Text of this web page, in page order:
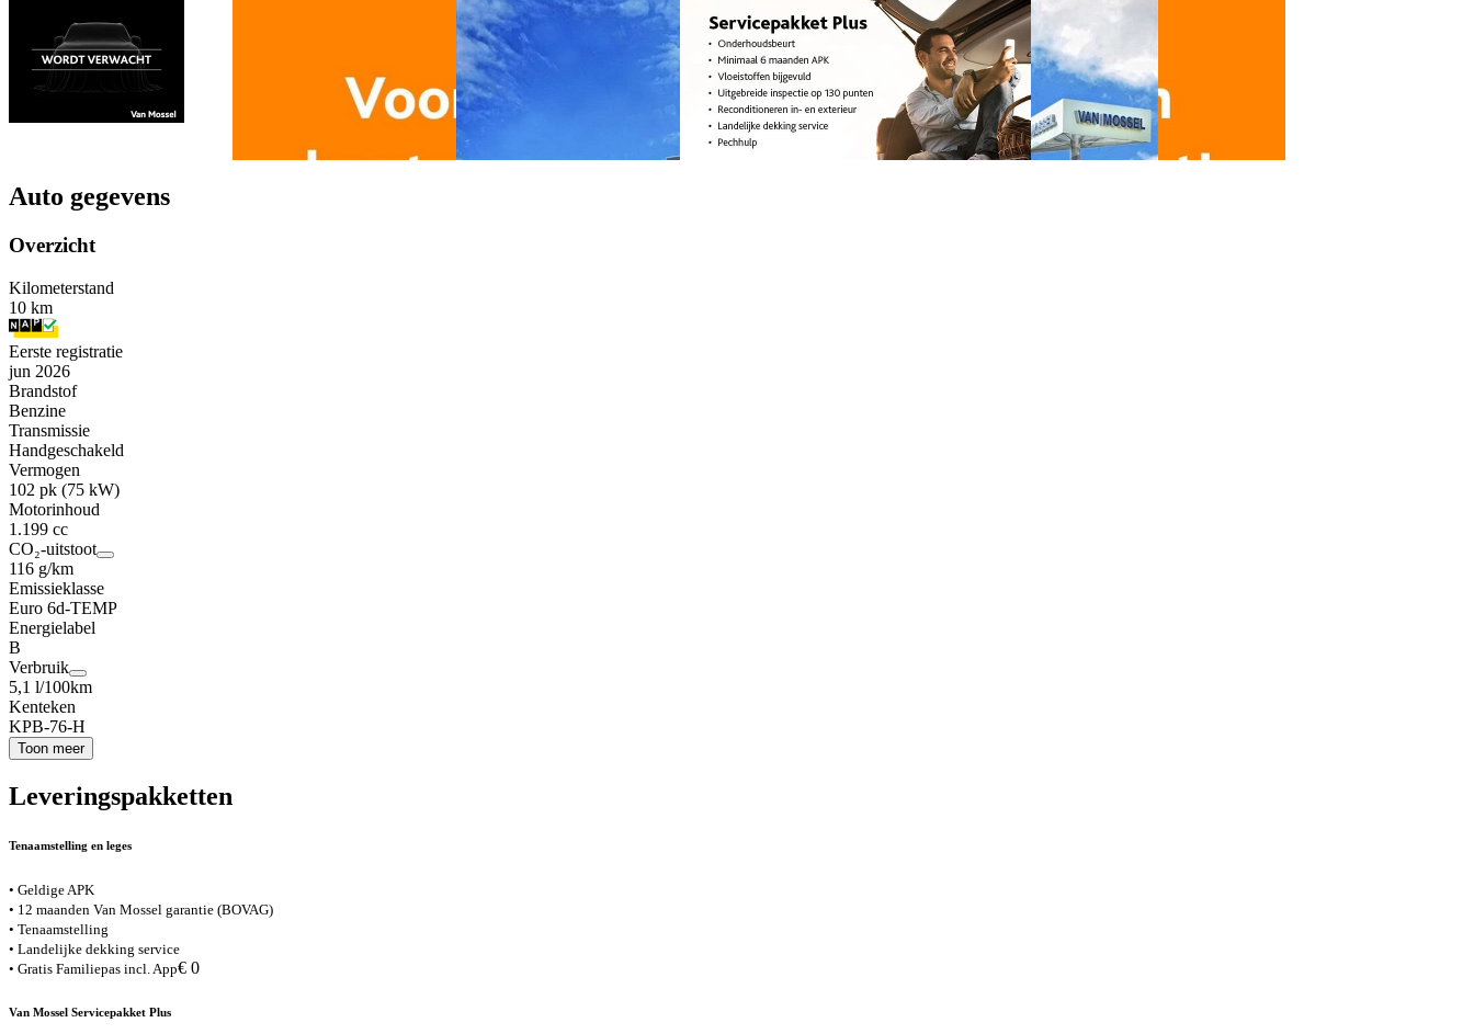
Auto gegevens
Overzicht
Kilometerstand
10 km
Eerste registratie
jun 2026
Brandstof
Benzine
Transmissie
Handgeschakeld
Vermogen
102 pk (75 kW)
Motorinhoud
1.199 cc
CO₂-uitstoot
116 g/km
Emissieklasse
Euro 6d-TEMP
Energielabel
B
Verbruik
5,1 l/100km
Kenteken
KPB-76-H
Toon meer
Leveringspakketten
Tenaamstelling en leges
• Geldige APK
• 12 maanden Van Mossel garantie (BOVAG)
• Tenaamstelling
• Landelijke dekking service
• Gratis Familiepas incl. App€ 0
Van Mossel Servicepakket Plus